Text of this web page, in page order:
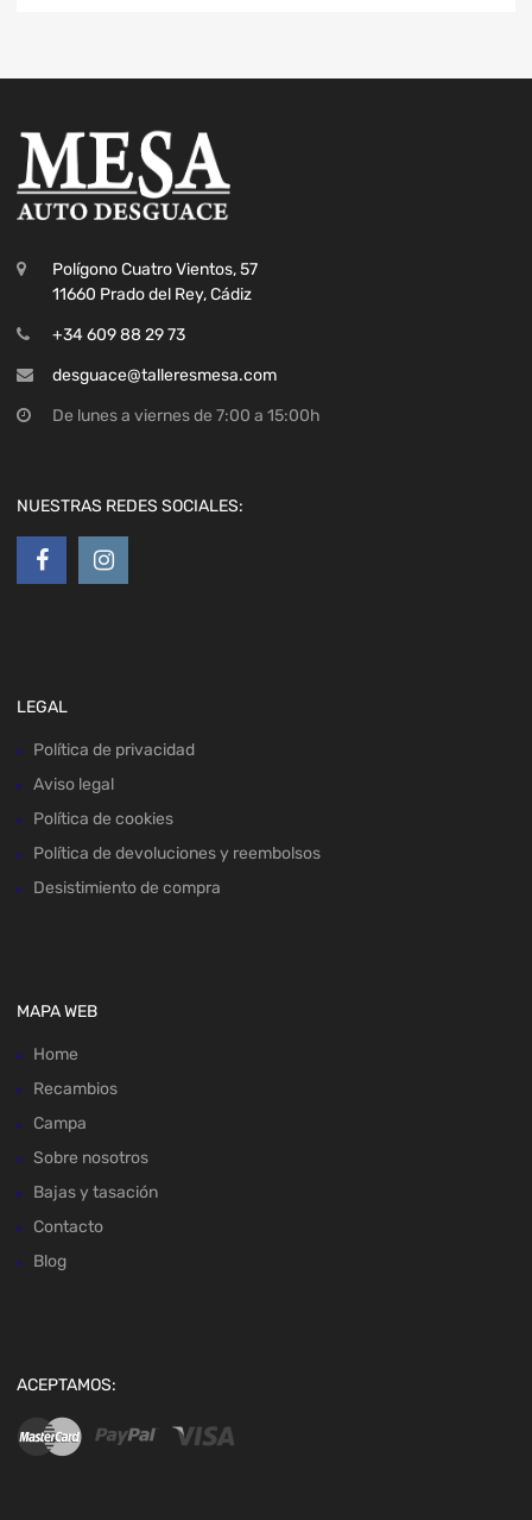
Polígono Cuatro Vientos, 57
11660 Prado del Rey, Cádiz
+34 609 88 29 73
desguace@talleresmesa.com
De lunes a viernes de 7:00 a 15:00h
NUESTRAS REDES SOCIALES:
LEGAL
Política de privacidad
Aviso legal
Política de cookies
Política de devoluciones y reembolsos
Desistimiento de compra
MAPA WEB
Home
Recambios
Campa
Sobre nosotros
Bajas y tasación
Contacto
Blog
ACEPTAMOS: